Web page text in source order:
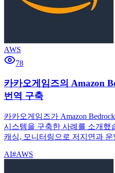
AWS
78
카카오게임즈의 Amazon
번역 구축
카카오게임즈가 Amazon
시스템을 구축한 사례를 소개했
캐싱, 모니터링으로 저지연과
AI#AWS